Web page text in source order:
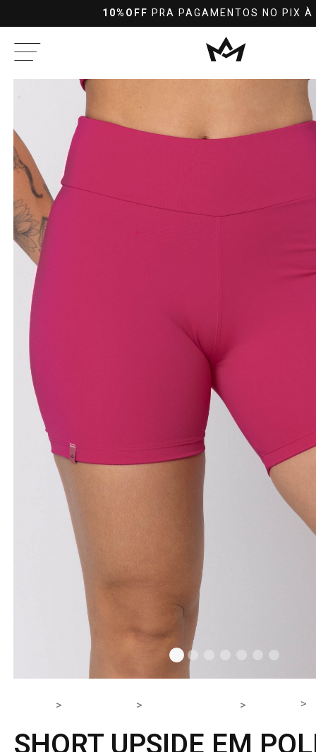
10%OFF PRA PAGAMENTOS NO PIX